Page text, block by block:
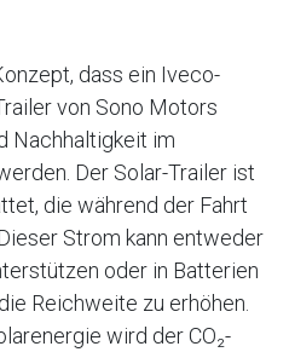
dass ein Iveco-
von Sono Motors
Nachhaltigkeit im
Der Solar-Trailer ist
die während der Fahrt
Strom kann entweder
oder in Batterien
Reichweite zu erhöhen.
wird der CO₂-